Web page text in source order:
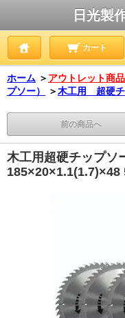
日光製
カート
ホーム ＞ アウトレット商
プソー）
＞木工用 超硬チ
前の商品へ
木工用超硬チップ
185×20×1.1(1.7)×48